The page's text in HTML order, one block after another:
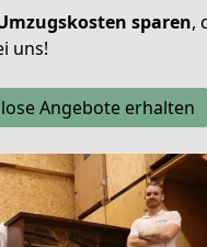
sparen,
uns!
Angebote erhalten